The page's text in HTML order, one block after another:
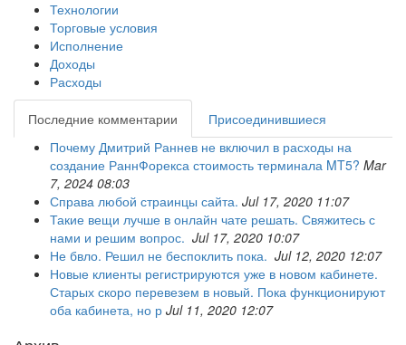
Технологии
Торговые условия
Исполнение
Доходы
Расходы
Последние комментарии
Присоединившиеся
Почему Дмитрий Раннев не включил в расходы на
создание РаннФорекса стоимость терминала MT5? Mar
7, 2024 08:03
Справа любой страинцы сайта. Jul 17, 2020 11:07
Такие вещи лучше в онлайн чате решать. Свяжитесь с
нами и решим вопрос. Jul 17, 2020 10:07
Не бвло. Решил не беспоклить пока. Jul 12, 2020 12:07
Новые клиенты регистрируются уже в новом кабинете.
Старых скоро перевезем в новый. Пока функционируют
оба кабинета, но р Jul 11, 2020 12:07